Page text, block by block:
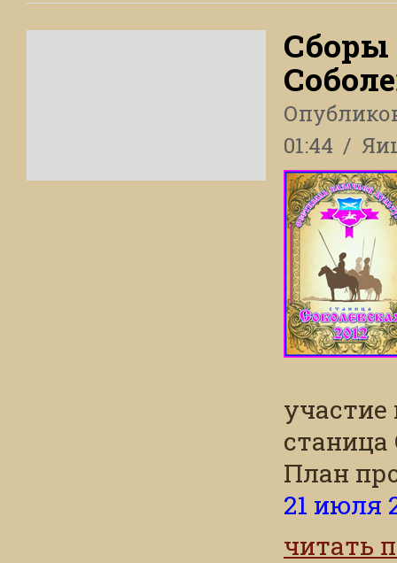
Сборы
01:44
участие
станица
План
21 июля
читать